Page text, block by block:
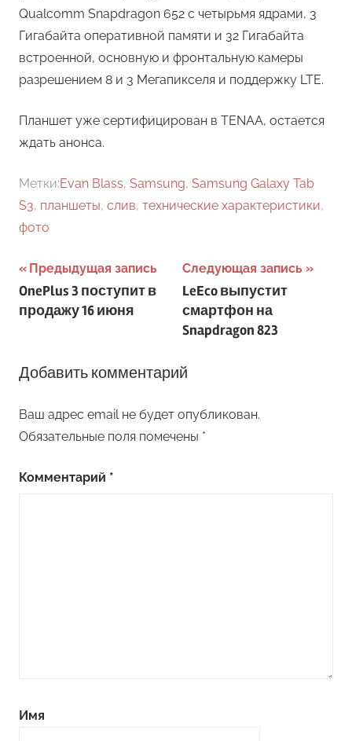
Qualcomm Snapdragon 652 с четырьмя ядрами, 3
Гигабайта оперативной памяти и 32 Гигабайта
встроенной, основную и фронтальную камеры
разрешением 8 и 3 Мегапикселя и поддержку LTE.
Планшет уже сертифицирован в TENAA, остается
ждать анонса.
Метки:Evan Blass, Samsung, Samsung Galaxy Tab
S3, планшеты, слив, технические характеристики,
фото
Навигация
по
Предыдущая запись
OnePlus 3 поступит в
продажу 16 июня
Следующая запись
LeEco выпустит
смартфон на
Snapdragon 823
Добавить комментарий
Ваш адрес email не будет опубликован.
Обязательные поля помечены *
Комментарий *
Имя